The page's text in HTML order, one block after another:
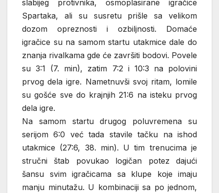
slabijeg protivnika, osmoplasirane igračice
Spartaka, ali su susretu prišle sa velikom
dozom opreznosti i ozbiljnosti. Domaće
igračice su na samom startu utakmice dale do
znanja rivalkama gde će završiti bodovi. Povele
su 3:1 (7. min), zatim 7:2 i 10:3 na polovini
prvog dela igre. Nametnuvši svoj ritam, lomile
su gošće sve do krajnjih 21:6 na isteku prvog
dela igre.
Na samom startu drugog poluvremena su
serijom 6:0 već tada stavile tačku na ishod
utakmice (27:6, 38. min). U tim trenucima je
stručni štab povukao logičan potez dajući
šansu svim igračicama sa klupe koje imaju
manju minutažu. U kombinaciji sa po jednom,